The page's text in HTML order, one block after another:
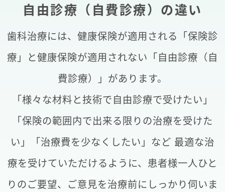
自由診療（自費診療）の違い
歯科治療には、健康保険が適用される「保険診
療」と健康保険が適用されない「自由診療（自
費診療）」があります。
「様々な材料と技術で自由診療で受けたい」
「保険の範囲内で出来る限りの治療を受けた
い」「治療費を少なくしたい」など 最適な治
療を受けていただけるように、患者様一人ひと
りのご要望、ご意見を治療前にしっかり伺いま